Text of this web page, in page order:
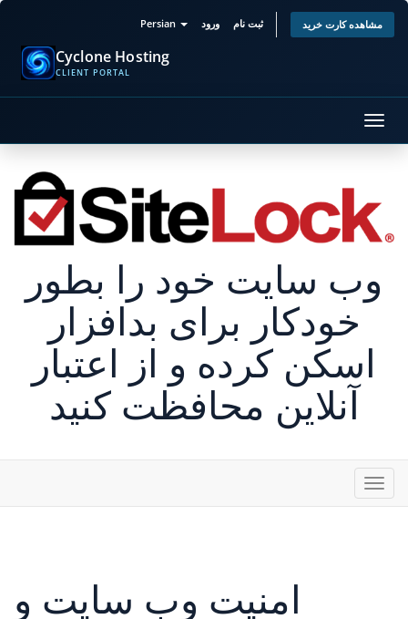
Persian ورود ثبت نام مشاهده کارت خرید
Cyclone Hosting
CLIENT PORTAL
تغییر
وب سایت خود را بطور
خودکار برای بدافزار
اسکن کرده و از اعتبار
آنلاین محافظت کنید
تغییر
امنیت وب سایت و